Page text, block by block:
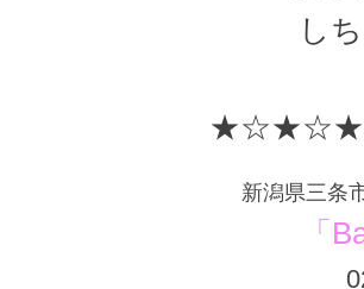
し
★☆★☆
新潟県三条
「